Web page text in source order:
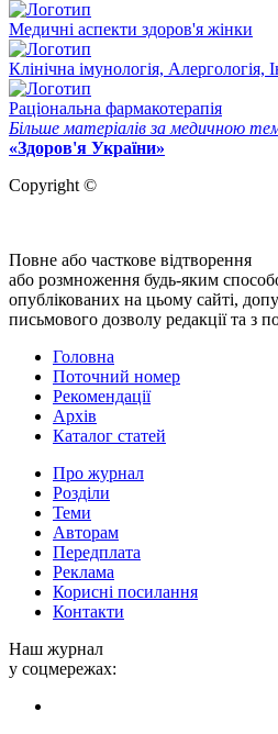
Медичні аспекти здоров'я жінки
Клінічна імунологія, Алергологія,
Раціональна фармакотерапія
Більше матеріалів за медичною
«Здоров'я України»
Copyright ©
Повне або часткове відтворення
або розмноження будь-яким
опублікованих на цьому сайті,
письмового дозволу редакції та з
Головна
Поточний номер
Рекомендації
Архів
Каталог статей
Про журнал
Розділи
Теми
Авторам
Передплата
Реклама
Корисні посилання
Контакти
Наш журнал
у соцмережах: